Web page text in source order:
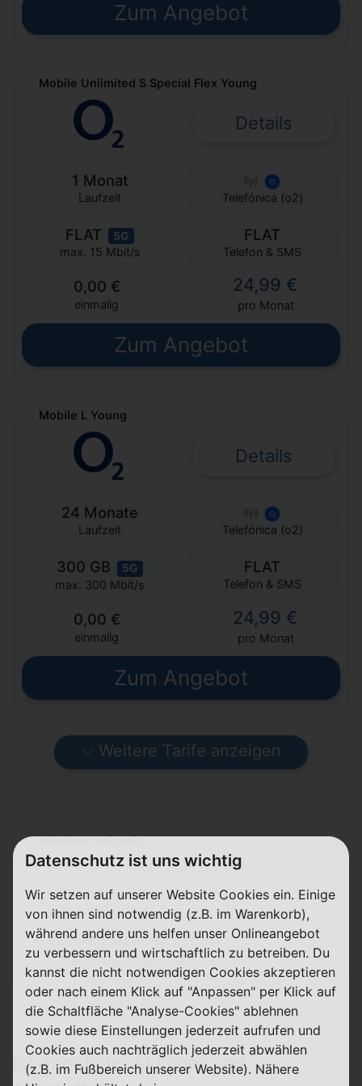
Zum Angebot
Mobile Unlimited S Special Flex Young
Details
1 Monat
Laufzeit Telefónica (o2)
FLAT 5G
max. 15 Mbit/s
FLAT
Telefon & SMS
0,00 €
einmalig
24,99 €
pro Monat
Zum Angebot
Mobile L Young
Details
24 Monate
Laufzeit Telefónica (o2)
300 GB 5G
max. 300 Mbit/s
FLAT
Telefon & SMS
0,00 €
einmalig
24,99 €
pro Monat
Zum Angebot
Weitere Tarife anzeigen
Inhaltsverzeichnis
o2 Postpaid-Tarife ohne Handy
o2 Angebote, Aktionen und Alternativen
o2 Tarife für junge Leute bis 28 Jahre
o2 Handy-Deals mit Vertrag
o2: News, Angebote & Aktionen
o2 Angebote, Aktionen und
Datenschutz ist uns wichtig
Wir setzen auf unserer Website Cookies ein. Einige
von ihnen sind notwendig (z.B. im Warenkorb),
während andere uns helfen unser Onlineangebot
zu verbessern und wirtschaftlich zu betreiben. Du
kannst die nicht notwendigen Cookies akzeptieren
oder nach einem Klick auf "Anpassen" per Klick auf
die Schaltfläche "Analyse-Cookies" ablehnen
sowie diese Einstellungen jederzeit aufrufen und
Cookies auch nachträglich jederzeit abwählen
(z.B. im Fußbereich unserer Website). Nähere